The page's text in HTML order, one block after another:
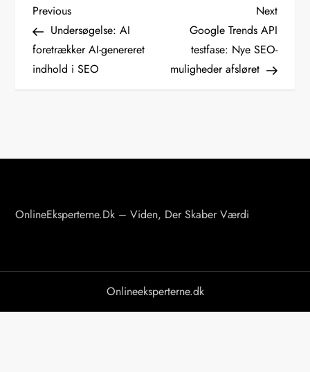
I
n
d
g
i
Previous
Post
Previous
Undersøgelse: AI
foretrækker AI-genereret
indhold i SEO
Next
Post
Next
Google Trends API
testfase: Nye SEO-
muligheder afsløret
OnlineEksperterne.dk – Viden, Der Skaber Værdi
Onlineeksperterne.dk